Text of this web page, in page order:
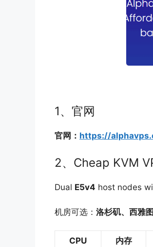
1、官网
官网： https://
2、Cheap KVM
Dual E5v4 host nodes
机房可选： 洛杉矶、西雅
CPU 内存